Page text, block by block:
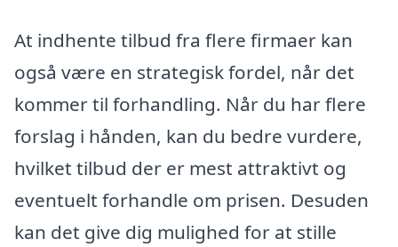
At indhente tilbud fra flere firmaer kan
også være en strategisk fordel, når det
kommer til forhandling. Når du har flere
forslag i hånden, kan du bedre vurdere,
hvilket tilbud der er mest attraktivt og
eventuelt forhandle om prisen. Desuden
kan det give dig mulighed for at stille